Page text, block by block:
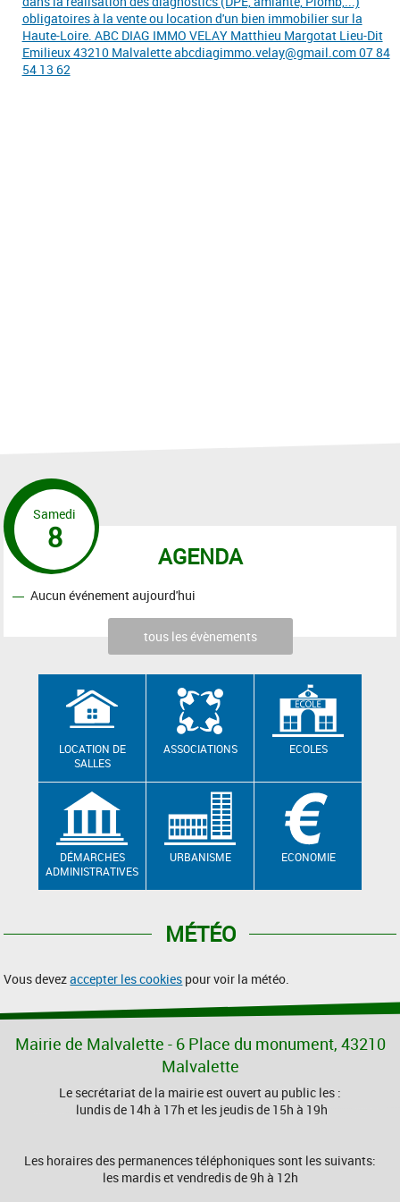
obligatoires à la vente ou location d'un bien immobilier sur la
Haute-Loire. ABC DIAG IMMO VELAY Matthieu Margotat Lieu-Dit
Emilieux 43210 Malvalette abcdiagimmo.velay@gmail.com 07 84
54 13 62
AGENDA
Samedi
8
Aucun événement aujourd'hui
tous les évènements
LOCATION DE
SALLES
ASSOCIATIONS ECOLES
DÉMARCHES
ADMINISTRATIVES
URBANISME ECONOMIE
MÉTÉO
Vous devezaccepter les cookies pour voir la météo.
Mairie de Malvalette - 6 Place du monument, 43210
Malvalette
Le secrétariat de la mairie est ouvert au public les :
lundis de 14h à 17h et les jeudis de 15h à 19h
Les horaires des permanences téléphoniques sont les suivants:
les mardis et vendredis de 9h à 12h